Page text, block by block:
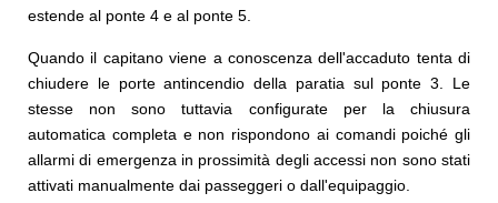
estende al ponte 4 e al ponte 5.
Quando il capitano viene a conoscenza dell'accaduto tenta di
chiudere le porte antincendio della paratia sul ponte 3. Le
stesse non sono tuttavia configurate per la chiusura
automatica completa e non rispondono ai comandi poiché gli
allarmi di emergenza in prossimità degli accessi non sono stati
attivati ​​manualmente dai passeggeri o dall'equipaggio.